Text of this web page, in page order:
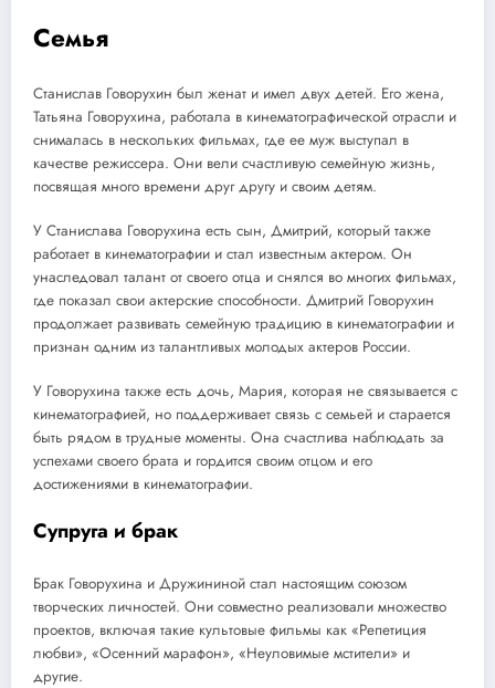
Семья
Станислав Говорухин был женат и имел двух детей. Его жена,
Татьяна Говорухина, работала в кинематографической отрасли и
снималась в нескольких фильмах, где ее муж выступал в
качестве режиссера. Они вели счастливую семейную жизнь,
посвящая много времени друг другу и своим детям.
У Станислава Говорухина есть сын, Дмитрий, который также
работает в кинематографии и стал известным актером. Он
унаследовал талант от своего отца и снялся во многих фильмах,
где показал свои актерские способности. Дмитрий Говорухин
продолжает развивать семейную традицию в кинематографии и
признан одним из талантливых молодых актеров России.
У Говорухина также есть дочь, Мария, которая не связывается с
кинематографией, но поддерживает связь с семьей и старается
быть рядом в трудные моменты. Она счастлива наблюдать за
успехами своего брата и гордится своим отцом и его
достижениями в кинематографии.
Супруга и брак
Брак Говорухина и Дружининой стал настоящим союзом
творческих личностей. Они совместно реализовали множество
проектов, включая такие культовые фильмы как «Репетиция
любви», «Осенний марафон», «Неуловимые мстители» и
другие.